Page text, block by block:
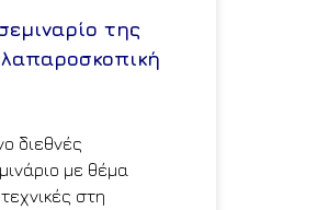
της
λαπαροσκοπική
διεθνές
με θέμα
στη